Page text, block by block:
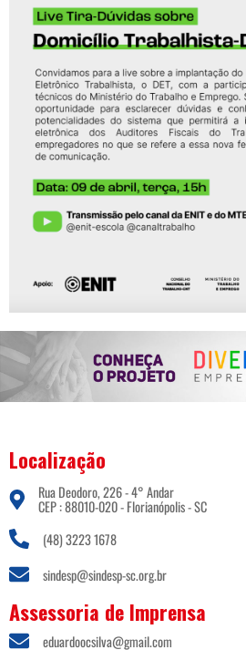
Localização
Rua Deodoro, 226 - 4° Andar
CEP : 88010-020 - Florianópolis - SC
(48) 3223 1678
sindesp@sindesp-sc.org.br
Assessoria de Imprensa
eduardoocsilva@gmail.com